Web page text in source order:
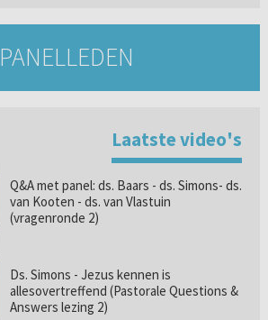
PANELLEDEN
Laatste video's
Q&A met panel: ds. Baars - ds. Simons- ds.
van Kooten - ds. van Vlastuin
(vragenronde 2)
Ds. Simons - Jezus kennen is
allesovertreffend (Pastorale Questions &
Answers lezing 2)